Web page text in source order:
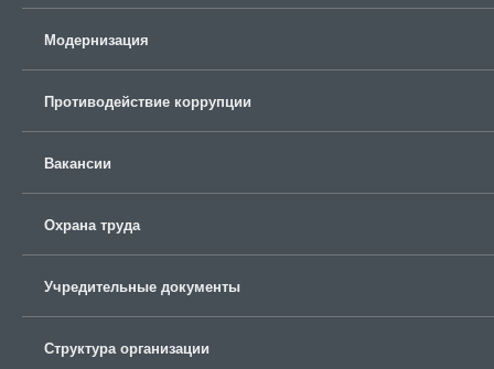
Модернизация
Противодействие коррупции
Вакансии
Охрана труда
Учредительные документы
Структура организации